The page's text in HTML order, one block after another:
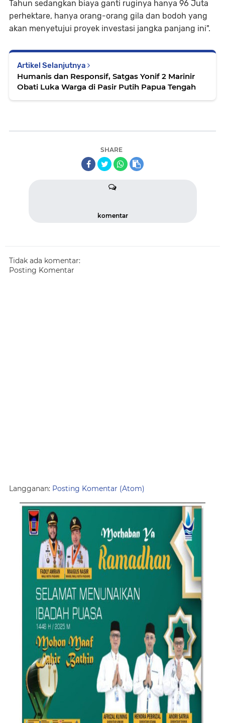
Tahun sedangkan biaya ganti ruginya hanya 96 Juta
perhektare, hanya orang-orang gila dan bodoh yang
akan menyetujui proyek investasi jangka panjang ini".
Artikel Selanjutnya
Humanis dan Responsif, Satgas Yonif 2 Marinir
Obati Luka Warga di Pasir Putih Papua Tengah
SHARE
komentar
Tidak ada komentar:
Posting Komentar
Langganan: Posting Komentar (Atom)